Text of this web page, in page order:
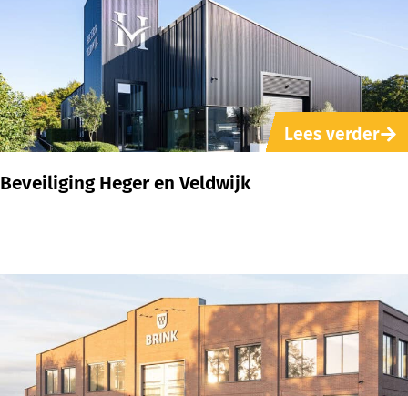
Lees verder
Beveiliging Heger en Veldwijk